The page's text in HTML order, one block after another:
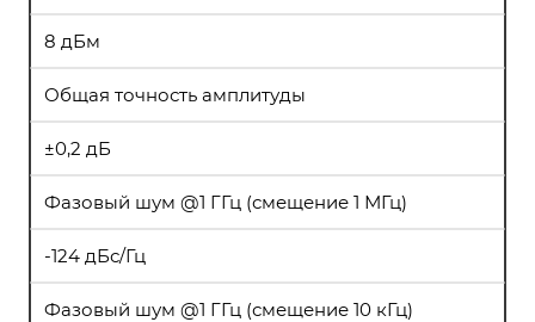
8 дБм
Общая точность амплитуды
±0,2 дБ
Фазовый шум @1 ГГц (смещение 1 МГц)
-124 дБс/Гц
Фазовый шум @1 ГГц (смещение 10 кГц)